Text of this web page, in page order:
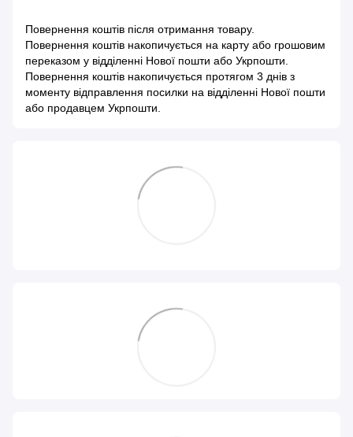
Повернення коштів після отримання товару.
Повернення коштів накопичується на карту або грошовим
переказом у відділенні Нової пошти або Укрпошти.
Повернення коштів накопичується протягом 3 днів з
моменту відправлення посилки на відділенні Нової пошти
або продавцем Укрпошти.